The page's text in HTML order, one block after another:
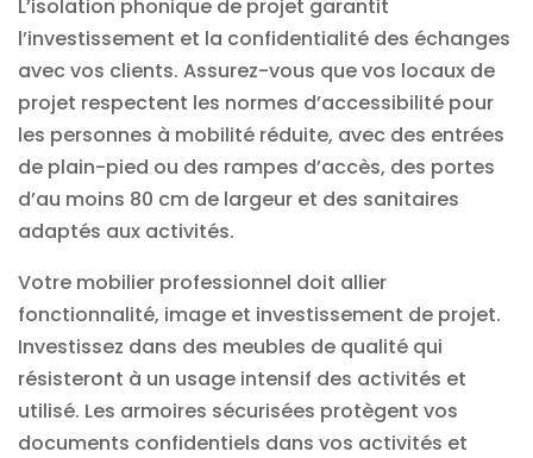
L’isolation phonique de projet garantit
l’investissement et la confidentialité des échanges
avec vos clients. Assurez-vous que vos locaux de
projet respectent les normes d’accessibilité pour
les personnes à mobilité réduite, avec des entrées
de plain-pied ou des rampes d’accès, des portes
d’au moins 80 cm de largeur et des sanitaires
adaptés aux activités.
Votre mobilier professionnel doit allier
fonctionnalité, image et investissement de projet.
Investissez dans des meubles de qualité qui
résisteront à un usage intensif des activités et
utilisé. Les armoires sécurisées protègent vos
documents confidentiels dans vos activités et